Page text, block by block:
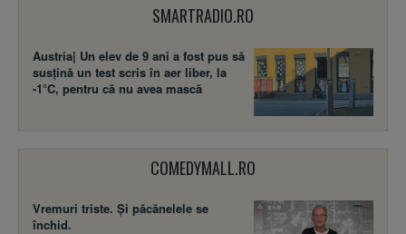
SMARTRADIO.RO
Austria| Un elev de 9 ani a fost pus să
susţină un test scris în aer liber, la
-1°C, pentru că nu avea mască
COMEDYMALL.RO
Vremuri triste. Şi păcănelele se
închid.